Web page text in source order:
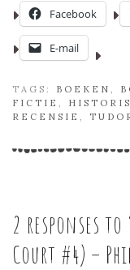
Facebook
E-mail
TAGS: BOEKEN
FICTIE
RECENSIE
2 responses to
Court #4) –